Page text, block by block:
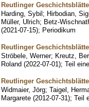
Reutlinger
Harding, Sybil; Hirbodian,
Müller, Ulrich; Betz-
(2021-07-15); Periodikum
Reutlinger
Ströbele, Werner; Kreutz,
Roland (2022-07-01); Teil
Reutlinger
Widmaier, Jörg; Taigel,
Margarete (2012-07-31); Teil